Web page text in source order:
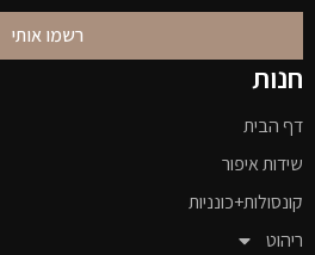
רשמו אותי
חנות
דף הבית
שידות איפור
קונסולות+כונניות
ריהוט